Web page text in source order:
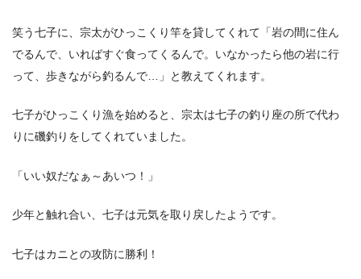
笑う七子に、宗太がひっこくり竿を貸してくれて「岩の間に住ん
でるんで、いればすぐ食ってくるんで。いなかったら他の岩に行
って、歩きながら釣るんで…」と教えてくれます。
七子がひっこくり漁を始めると、宗太は七子の釣り座の所で代わ
りに磯釣りをしてくれていました。
「いい奴だなぁ～あいつ！」
少年と触れ合い、七子は元気を取り戻したようです。
七子はカニとの攻防に勝利！